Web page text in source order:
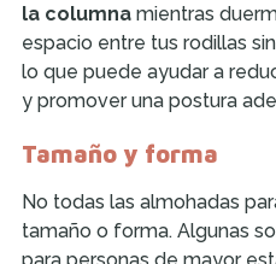
la columna mientras
espacio entre tus rodillas
lo que puede ayudar a
y promover una postura
Tamaño y forma
No todas las almohadas
tamaño o forma. Algunas
para personas de mayor